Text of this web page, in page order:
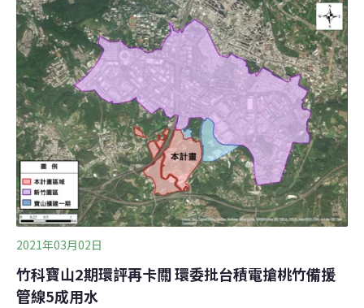
如今高雄用水不足，他充分了解高雄的辛苦。黃偉哲表
示，高雄幫了台南很多忙，台南許多廢棄物及垃圾，也是
高雄幫忙燒的，台南不能什麼事情都仰賴別人幫忙，高雄
和台南作為兄弟縣市，彼此各自都要努力。黃偉哲說，台
南和高雄有很大的合作空間，但台南也要自立自強，用水
上要開源節流，不只節約用水，也能使用再生水，及研擬
海水是否可以淡化使用，若用水真的不足，就必須開鑿地
下水。
2021年03月02日
竹科寶山2期環評再卡關 環委批台積電搶桃竹備援
管線5成用水